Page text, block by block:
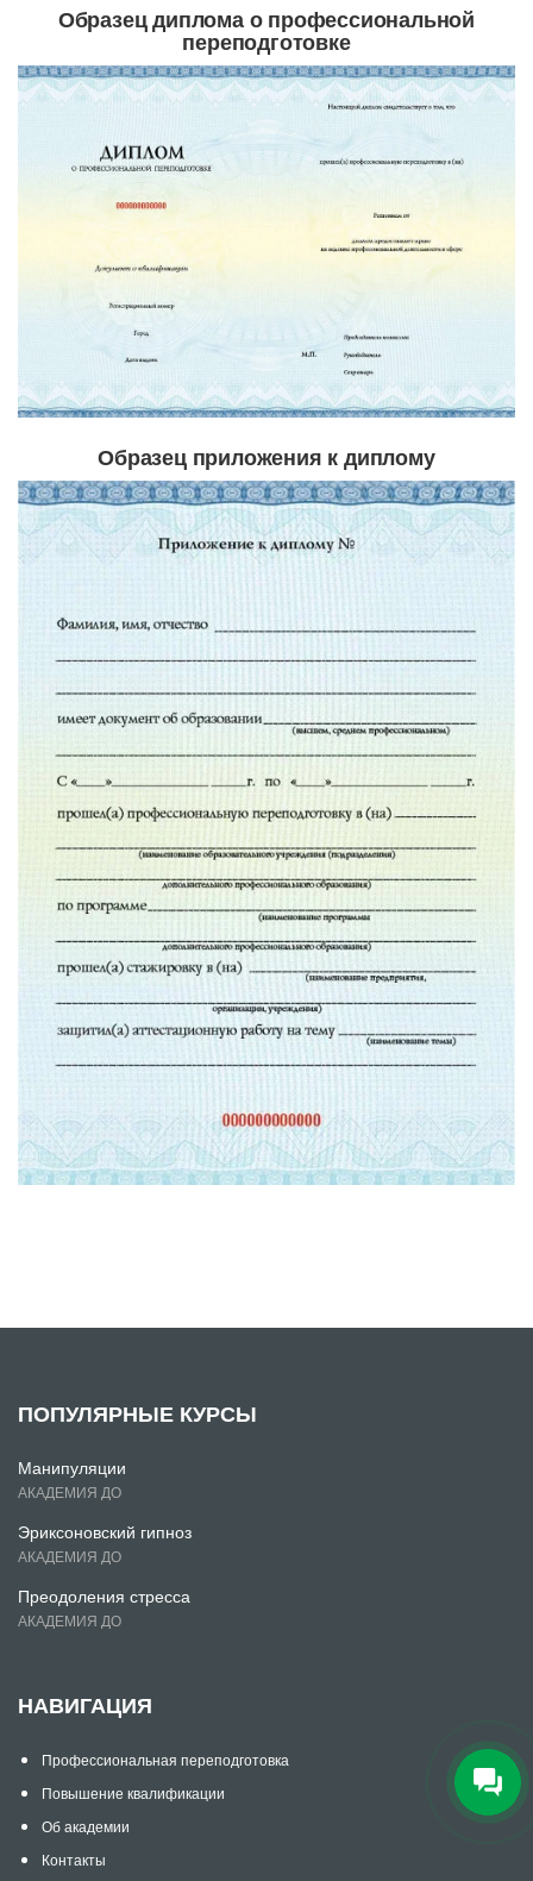
Образец диплома о профессиональной
переподготовке
Образец приложения к диплому
ПОПУЛЯРНЫЕ КУРСЫ
Манипуляции
АКАДЕМИЯ ДО
Эриксоновский гипноз
АКАДЕМИЯ ДО
Преодоления стресса
АКАДЕМИЯ ДО
НАВИГАЦИЯ
Профессиональная переподготовка
Повышение квалификации
Об академии
Контакты